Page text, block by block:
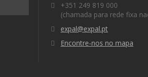
+351 249 819 000
(chamada para rede fixa
expal@expal.pt
Encontre-nos no mapa